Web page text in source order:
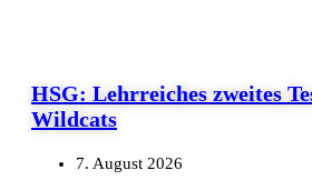
HSG: Lehrreiches zweites
Wildcats
7. August 2026